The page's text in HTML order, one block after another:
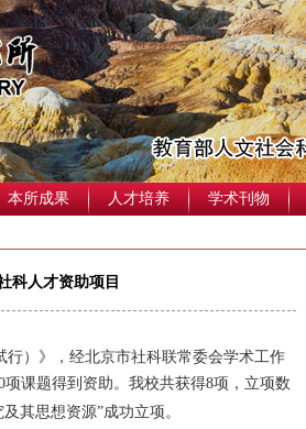
本所成果 人才培养 学术刊物
科人才资助项目
）》，经北京市社科联常委会学术工作
项课题得到资助。我校共获得8项，立项数
及其思想资源”成功立项。